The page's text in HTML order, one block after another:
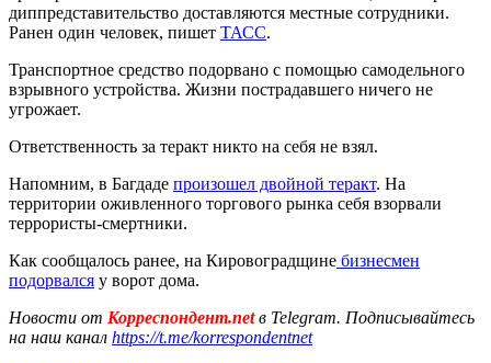
диппредставительство доставляются местные сотрудники.
Ранен один человек, пишет ТАСС.
Транспортное средство подорвано с помощью самодельного
взрывного устройства. Жизни пострадавшего ничего не
угрожает.
Ответственность за теракт никто на себя не взял.
Напомним, в Багдаде произошел двойной теракт. На
территории оживленного торгового рынка себя взорвали
террористы-смертники.
Как сообщалось ранее, на Кировоградщине бизнесмен
подорвался у ворот дома.
Новости от Корреспондент.netв Telegram. Подписывайтесь
на наш канал https://t.me/korrespondentnet